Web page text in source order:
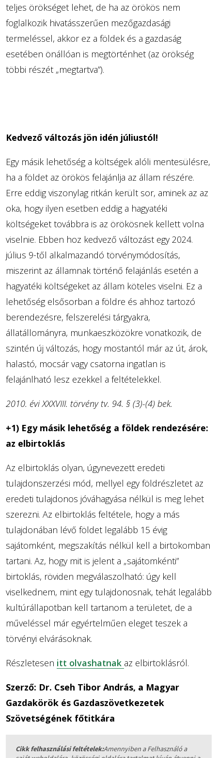
teljes örökséget lehet, de ha az örökös nem
foglalkozik hivatásszerűen mezőgazdasági
termeléssel, akkor ez a földek és a gazdaság
esetében önállóan is megtörténhet (az örökség
többi részét „megtartva”).
Kedvező változás jön idén júliustól!
Egy másik lehetőség a költségek alóli mentesülésre,
ha a földet az örökös felajánlja az állam részére.
Erre eddig viszonylag ritkán került sor, aminek az az
oka, hogy ilyen esetben eddig a hagyatéki
költségeket továbbra is az örökösnek kellett volna
viselnie. Ebben hoz kedvező változást egy 2024.
július 9-től alkalmazandó törvénymódosítás,
miszerint az államnak történő felajánlás esetén a
hagyatéki költségeket az állam köteles viselni. Ez a
lehetőség elsősorban a földre és ahhoz tartozó
berendezésre, felszerelési tárgyakra,
állatállományra, munkaeszközökre vonatkozik, de
szintén új változás, hogy mostantól már az út, árok,
halastó, mocsár vagy csatorna ingatlan is
felajánlható lesz ezekkel a feltételekkel.
2010. évi XXXVIII. törvény tv. 94. § (3)-(4) bek.
+1) Egy másik lehetőség a földek rendezésére:
az elbirtoklás
Az elbirtoklás olyan, úgynevezett eredeti
tulajdonszerzési mód, mellyel egy földrészletet az
eredeti tulajdonos jóváhagyása nélkül is meg lehet
szerezni. Az elbirtoklás feltétele, hogy a más
tulajdonában lévő földet legalább 15 évig
sajátomként, megszakítás nélkül kell a birtokomban
tartani. Az, hogy mit is jelent a „sajátomkénti”
birtoklás, röviden megválaszolható: úgy kell
viselkednem, mint egy tulajdonosnak, tehát legalább
kultúrállapotban kell tartanom a területet, de a
műveléssel már egyértelműen eleget teszek a
törvényi elvárásoknak.
Részletesen itt olvashatnak az elbirtoklásról.
Szerző: Dr. Cseh Tibor András, a Magyar
Gazdakörök és Gazdaszövetkezetek
Szövetségének főtitkára
Cikk felhasználási feltételek:Amennyiben a Felhasználó a